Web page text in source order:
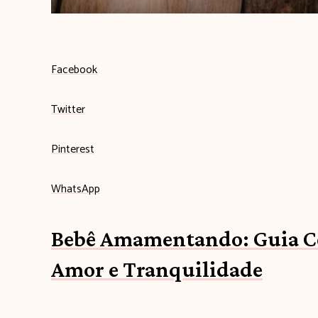
e
b
ê
o
Facebook
Twitter
Pinterest
WhatsApp
Bebê Amamentando: Guia
Amor e Tranquilidade